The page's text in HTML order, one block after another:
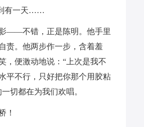
到有一天……
影——不错，正是陈明。他手里
责。他两步作一步，含着羞
便激动地说：“上次是我不
平不行，只好把你那个用胶粘
切都在为我们欢唱。
！